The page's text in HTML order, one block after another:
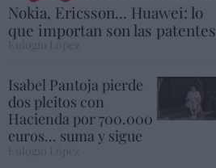
Nokia, Ericsson... Huawei: lo
que importan son las patentes
Eulogio López
Isabel Pantoja pierde
dos pleitos con
Hacienda por 700.000
euros... suma y sigue